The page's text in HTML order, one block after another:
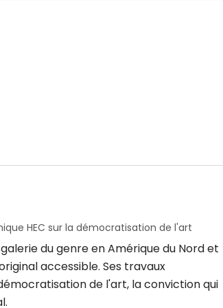
HEC sur la démocratisation de l'art
du genre en Amérique du Nord et
accessible. Ses travaux
de l'art, la conviction qui